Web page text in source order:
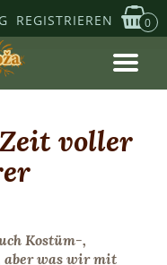
REGISTRIEREN 0
voller
Kostüm-,
aber was wir mit